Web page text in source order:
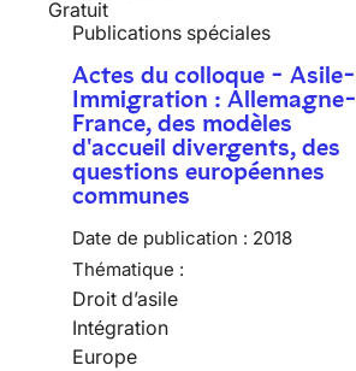
Gratuit
Publications spéciales
Actes du colloque - Asile-
Immigration : Allemagne-
France, des modèles
d'accueil divergents, des
questions européennes
communes
Date de publication : 2018
Thématique :
Droit d’asile
Intégration
Europe